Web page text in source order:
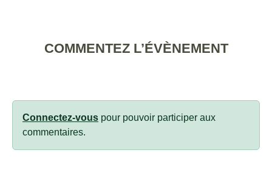
COMMENTEZ L’ÉVÈNEMENT
Connectez-vous pour pouvoir participer aux
commentaires.